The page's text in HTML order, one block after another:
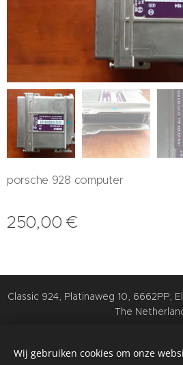
porsche 928 computer
250,00 €
Classic 924, Platinaweg 10, 6662PP,
The
Wij gebruiken cookies om onze